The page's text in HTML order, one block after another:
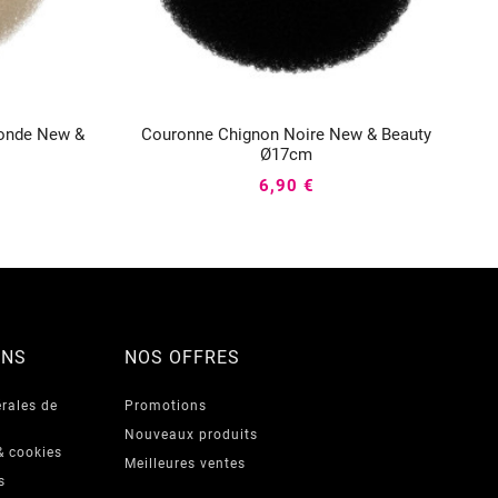
New &
Couronne Chignon Noire New & Beauty
Ø17cm

6,90 €
de
cookies
NOS OFFRES
Promotions
Nouveaux produits
Meilleures ventes